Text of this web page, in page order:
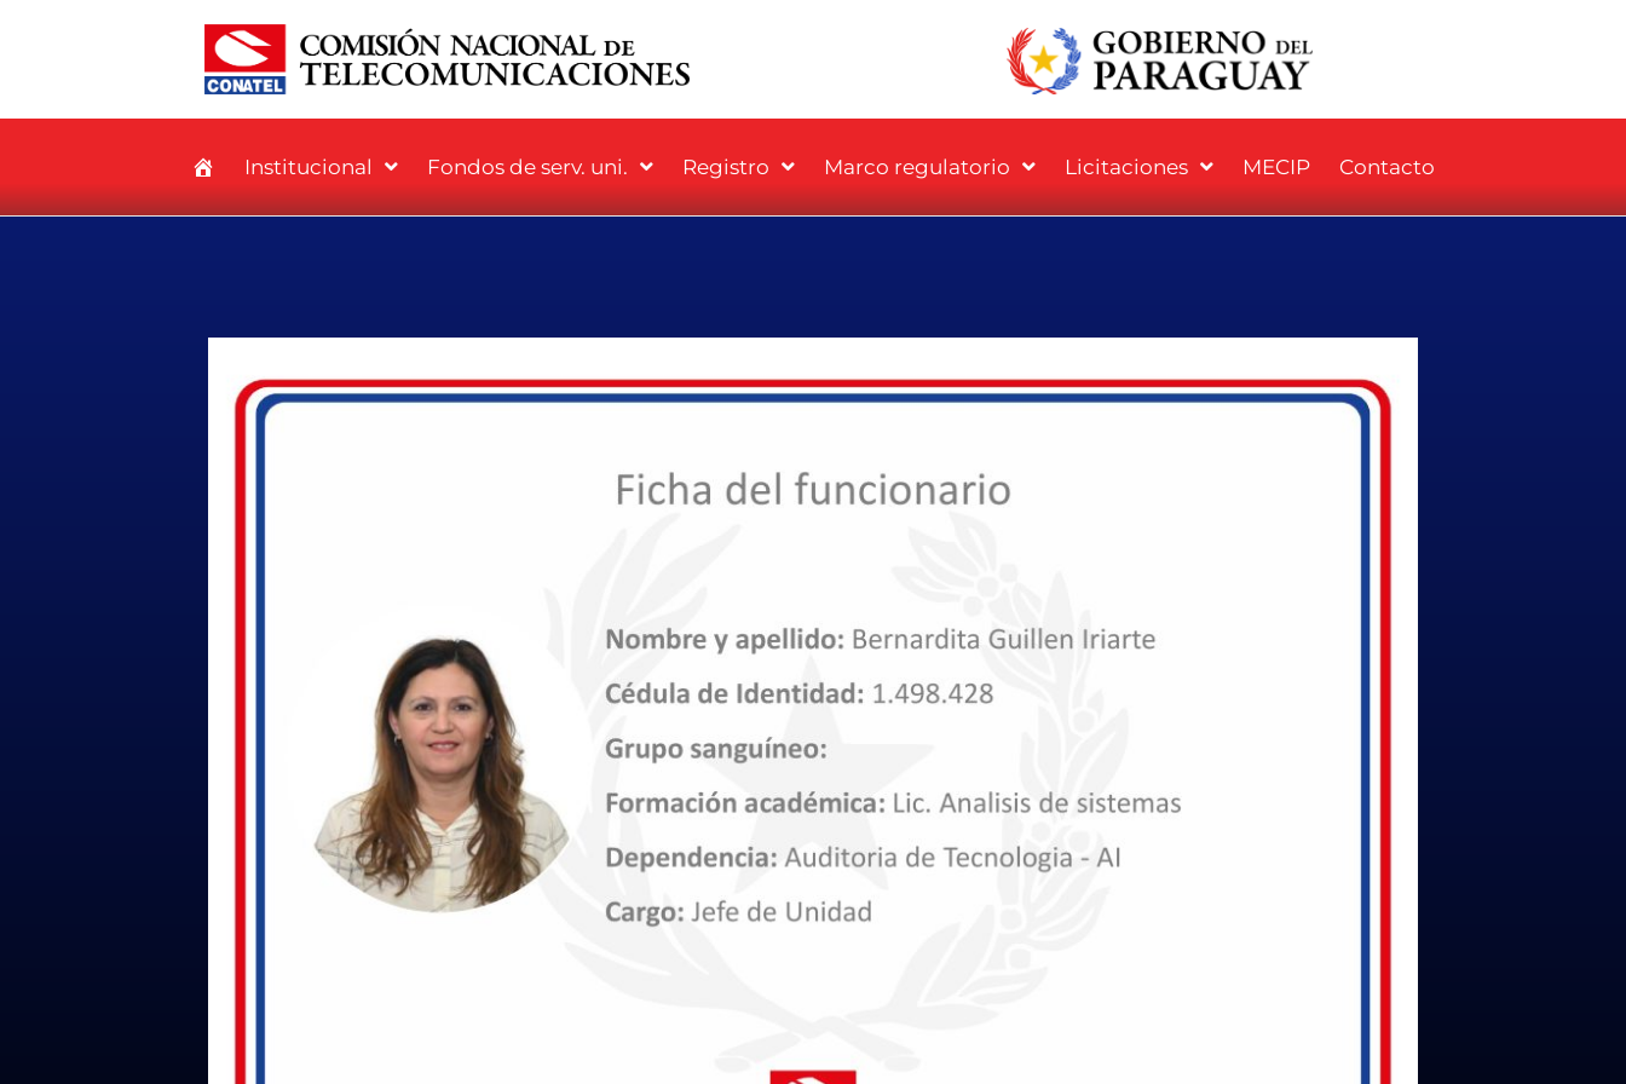
Institucional Fondos de serv. uni. Registro Marco regulatorio Licitaciones MECIP Contacto